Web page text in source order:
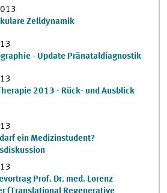
Zelldynamik
- Update Pränataldiagnostik
2013 - Rück- und Ausblick
ein Medizinstudent?
Prof. Dr. med. Lorenz